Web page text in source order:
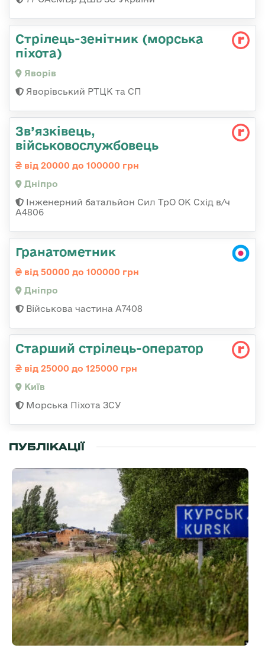
Стрілець-зенітник (морська
піхота)
Яворів
Яворівський РТЦК та СП
Зв’язківець,
військовослужбовець
від 20000 до 100000 грн
Дніпро
Інженерний батальйон Сил ТрО ОК Схід в/ч
А4806
Гранатометник
від 50000 до 100000 грн
Дніпро
Військова частина А7408
Стаpший стpілець-опеpатоp
від 25000 до 125000 грн
Київ
Морська Піхота ЗСУ
ПУБЛІКАЦІЇ